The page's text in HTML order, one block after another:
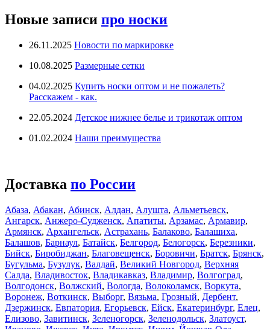
Новые записи про носки
26.11.2025 Новости по маркировке
10.08.2025 Размерные сетки
04.02.2025 Купить носки оптом и не пожалеть?
Расскажем - как.
22.05.2024 Детское нижнее белье и трикотаж оптом
01.02.2024 Наши преимущества
Доставка по России
Абаза, Абакан, Абинск, Алдан, Алушта, Альметьевск,
Ангарск, Анжеро-Судженск, Апатиты, Арзамас, Армавир,
Армянск, Архангельск, Астрахань, Балаково, Балашиха,
Балашов, Барнаул, Батайск, Белгород, Белогорск, Березники,
Бийск, Биробиджан, Благовещенск, Боровичи, Братск, Брянск,
Бугульма, Бузулук, Валдай, Великий Новгород, Верхняя
Салда, Владивосток, Владикавказ, Владимир, Волгоград,
Волгодонск, Волжский, Вологда, Волоколамск, Воркута,
Воронеж, Воткинск, Выборг, Вязьма, Грозный, Дербент,
Дзержинск, Евпатория, Егорьевск, Ейск, Екатеринбург, Елец,
Елизово, Завитинск, Зеленогорск, Зеленодольск, Златоуст,